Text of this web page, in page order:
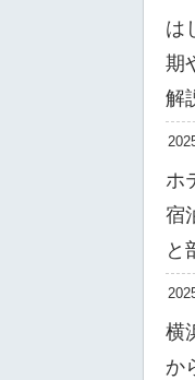
は
期
解
ホ
宿
と
横
か